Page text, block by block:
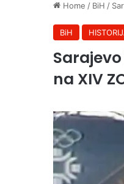
Home / BiH /
BiH
na XIV